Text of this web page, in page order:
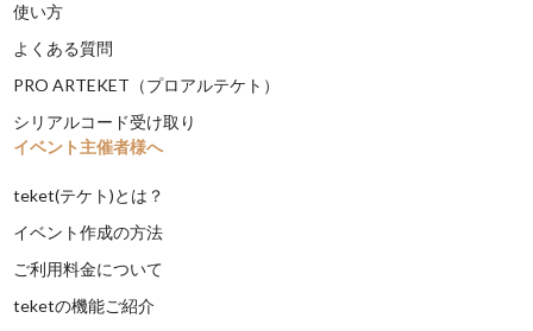
使い方
よくある質問
PRO ARTEKET（プロアルテケト）
シリアルコード受け取り
イベント主催者様へ
teket(テケト)とは？
イベント作成の方法
ご利用料金について
teketの機能ご紹介